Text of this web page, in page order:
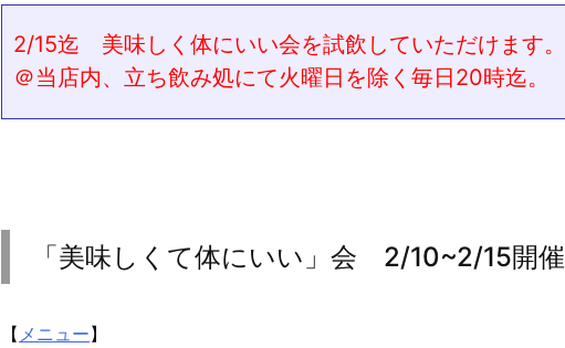
2/15迄 美味しく体にいい会を試飲していただけます。
＠当店内、立ち飲み処にて火曜日を除く毎日20時迄。
「美味しくて体にいい」会 2/10~2/15開催
【 メニュー】